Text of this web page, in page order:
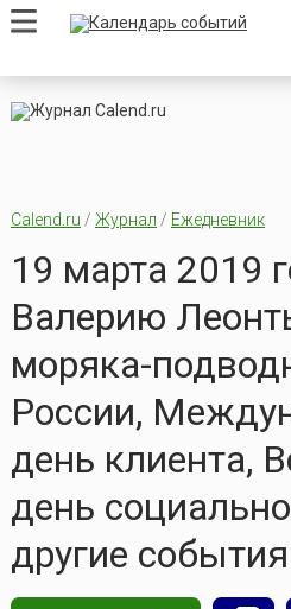
Calend.ru / Журнал / Ежедневник
19 марта 2019
Валерию
моряка-
России,
день клиента,
день
другие события